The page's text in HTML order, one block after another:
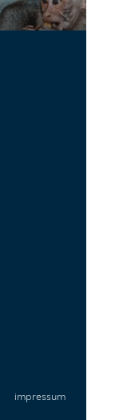
impressum